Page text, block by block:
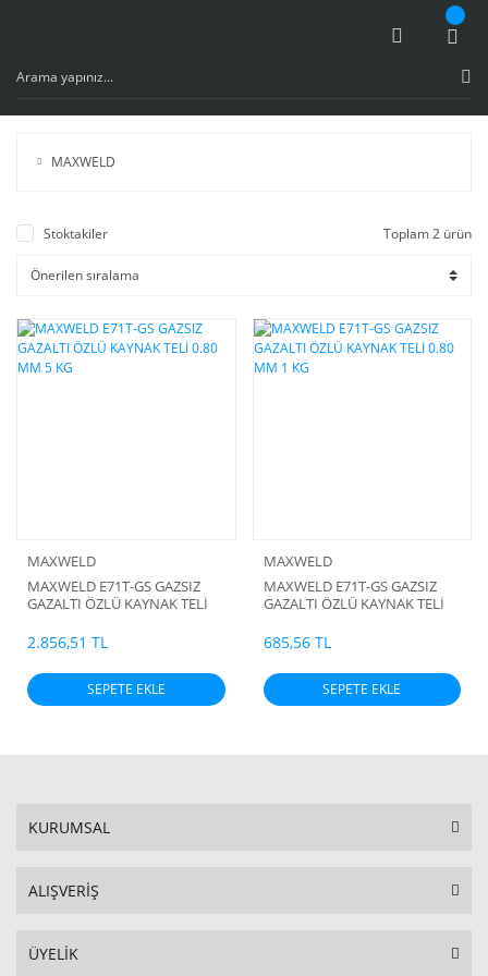
MAXWELD
Stoktakiler Toplam 2 ürün
MAXWELD
MAXWELD E71T-GS GAZSIZ
GAZALTI ÖZLÜ KAYNAK TELİ
2.856,51 TL
SEPETE EKLE
MAXWELD
MAXWELD E71T-GS GAZSIZ
GAZALTI ÖZLÜ KAYNAK TELİ
685,56 TL
SEPETE EKLE
KURUMSAL
ALIŞVERİŞ
ÜYELİK